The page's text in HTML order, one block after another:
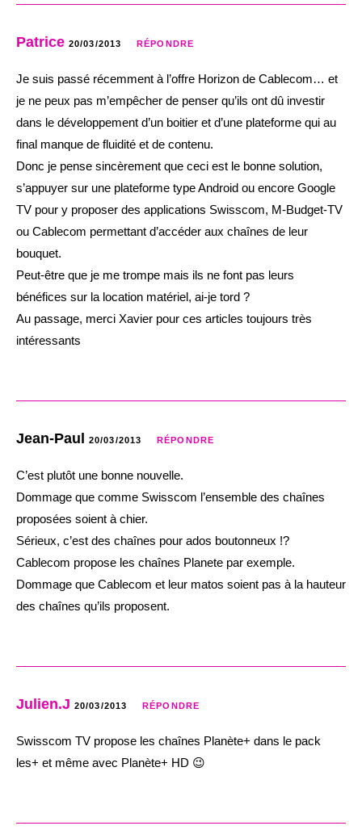
Patrice 20/03/2013 RÉPONDRE
Je suis passé récemment à l’offre Horizon de Cablecom… et
je ne peux pas m’empêcher de penser qu’ils ont dû investir
dans le développement d’un boitier et d’une plateforme qui au
final manque de fluidité et de contenu.
Donc je pense sincèrement que ceci est le bonne solution,
s’appuyer sur une plateforme type Android ou encore Google
TV pour y proposer des applications Swisscom, M-Budget-TV
ou Cablecom permettant d’accéder aux chaînes de leur
bouquet.
Peut-être que je me trompe mais ils ne font pas leurs
bénéfices sur la location matériel, ai-je tord ?
Au passage, merci Xavier pour ces articles toujours très
intéressants
Jean-Paul 20/03/2013 RÉPONDRE
C’est plutôt une bonne nouvelle.
Dommage que comme Swisscom l’ensemble des chaînes
proposées soient à chier.
Sérieux, c’est des chaînes pour ados boutonneux !?
Cablecom propose les chaînes Planete par exemple.
Dommage que Cablecom et leur matos soient pas à la hauteur
des chaînes qu’ils proposent.
Julien.J 20/03/2013 RÉPONDRE
Swisscom TV propose les chaînes Planète+ dans le pack
les+ et même avec Planète+ HD 😉